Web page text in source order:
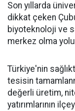
Son yıllarda
dikkat çeken
biyoteknoloji ve
merkez olma
Türkiye'nin
tesisin
değerli üretim,
yatırımlarının